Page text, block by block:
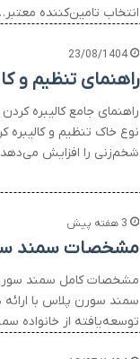
انتخاب تامین‌کننده
23/08/1404
راهنمای تنظیم و
راهنمای جامع کالیبره
نوع خاک تنظیم و کالیبره
شخم‌زنی را افزایش
3 هفته پیش
مشخصات سمند
توسعه‌یافته از خانواده